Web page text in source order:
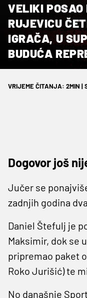
VELIKI
RUJEVICU
IGRAČA, U
BUDUĆA
VRIJEME ČITANJA: 2MIN |
Dogovor još
Jučer se
zadnjih godina
Daniel Štefulj je
Maksimir, dok se
pripremao paket
Roko Jurišić) te
No današnje